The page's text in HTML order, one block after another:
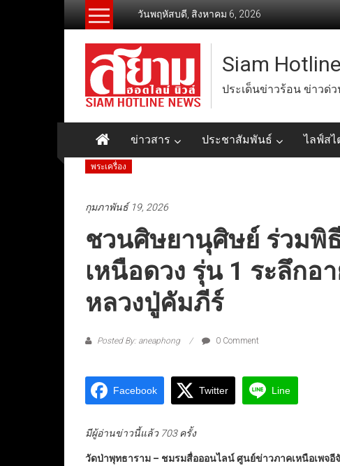
วันพฤหัสบดี, สิงหาคม 6, 2026
Siam
ประเด็นข่าวร้อน ข่าวด่
ข่าวสาร ประชาสัมพันธ์ ไลฟ์สไ
พระเครื่อง
กุมภาพันธ์ 19, 2026
ชวนศิษยานุศิษย์ ร่วมพิ
เหนือดวง รุ่น 1 ระลึก
หลวงปู่คัมภีร์
Posted By: aneaphong 0 Comment
Facebook Twitter Line
มีผู้อ่านข่าวนี้แล้ว 703 ครั้ง
วัดป่าพุทธาราม – ชมรมสื่อออนไลน์ ศูนย์ข่าวภาคเหนือเพจ